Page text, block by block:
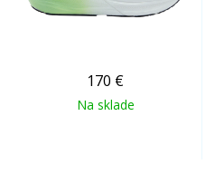
170 €
Na sklade